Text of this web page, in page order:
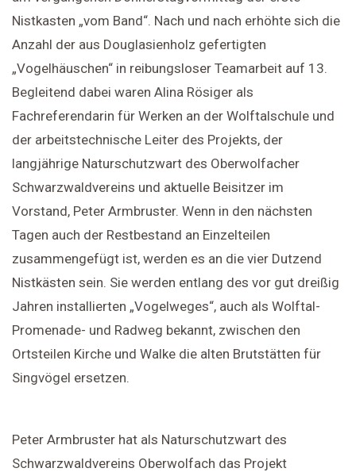
Nistkasten „vom Band“. Nach und nach erhöhte sich die
Anzahl der aus Douglasienholz gefertigten
„Vogelhäuschen“ in reibungsloser Teamarbeit auf 13.
Begleitend dabei waren Alina Rösiger als
Fachreferendarin für Werken an der Wolftalschule und
der arbeitstechnische Leiter des Projekts, der
langjährige Naturschutzwart des Oberwolfacher
Schwarzwaldvereins und aktuelle Beisitzer im
Vorstand, Peter Armbruster. Wenn in den nächsten
Tagen auch der Restbestand an Einzelteilen
zusammengefügt ist, werden es an die vier Dutzend
Nistkästen sein. Sie werden entlang des vor gut dreißig
Jahren installierten „Vogelweges“, auch als Wolftal-
Promenade- und Radweg bekannt, zwischen den
Ortsteilen Kirche und Walke die alten Brutstätten für
Singvögel ersetzen.
Peter Armbruster hat als Naturschutzwart des
Schwarzwaldvereins Oberwolfach das Projekt